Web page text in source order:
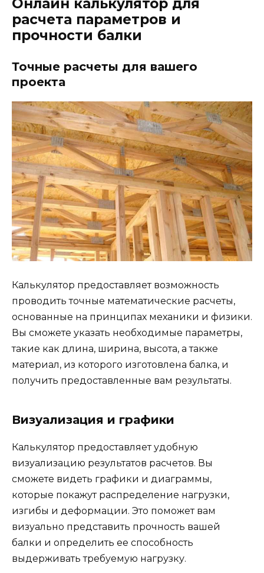
Онлайн калькулятор для
расчета параметров и
прочности балки
Точные расчеты для вашего
проекта
Калькулятор предоставляет возможность
проводить точные математические расчеты,
основанные на принципах механики и физики.
Вы сможете указать необходимые параметры,
такие как длина, ширина, высота, а также
материал, из которого изготовлена балка, и
получить предоставленные вам результаты.
Визуализация и графики
Калькулятор предоставляет удобную
визуализацию результатов расчетов. Вы
сможете видеть графики и диаграммы,
которые покажут распределение нагрузки,
изгибы и деформации. Это поможет вам
визуально представить прочность вашей
балки и определить ее способность
выдерживать требуемую нагрузку.